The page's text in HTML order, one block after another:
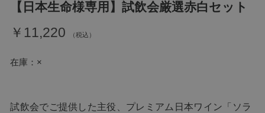
【日本生命様専用】試飲会厳選赤白セット
￥11,220
在庫 ×
試飲会でご提供した主役、プレミアム日本ワイン「ソラ